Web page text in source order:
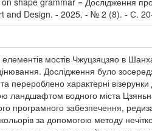
and Design. - 2025. - № 2 (8). - С.
мостів Чжуцзяцзяо в
Дослідження було
характерні візерунки
ландшафтом водного міста
програмного забезпечення,
кольорів за допомогою методу